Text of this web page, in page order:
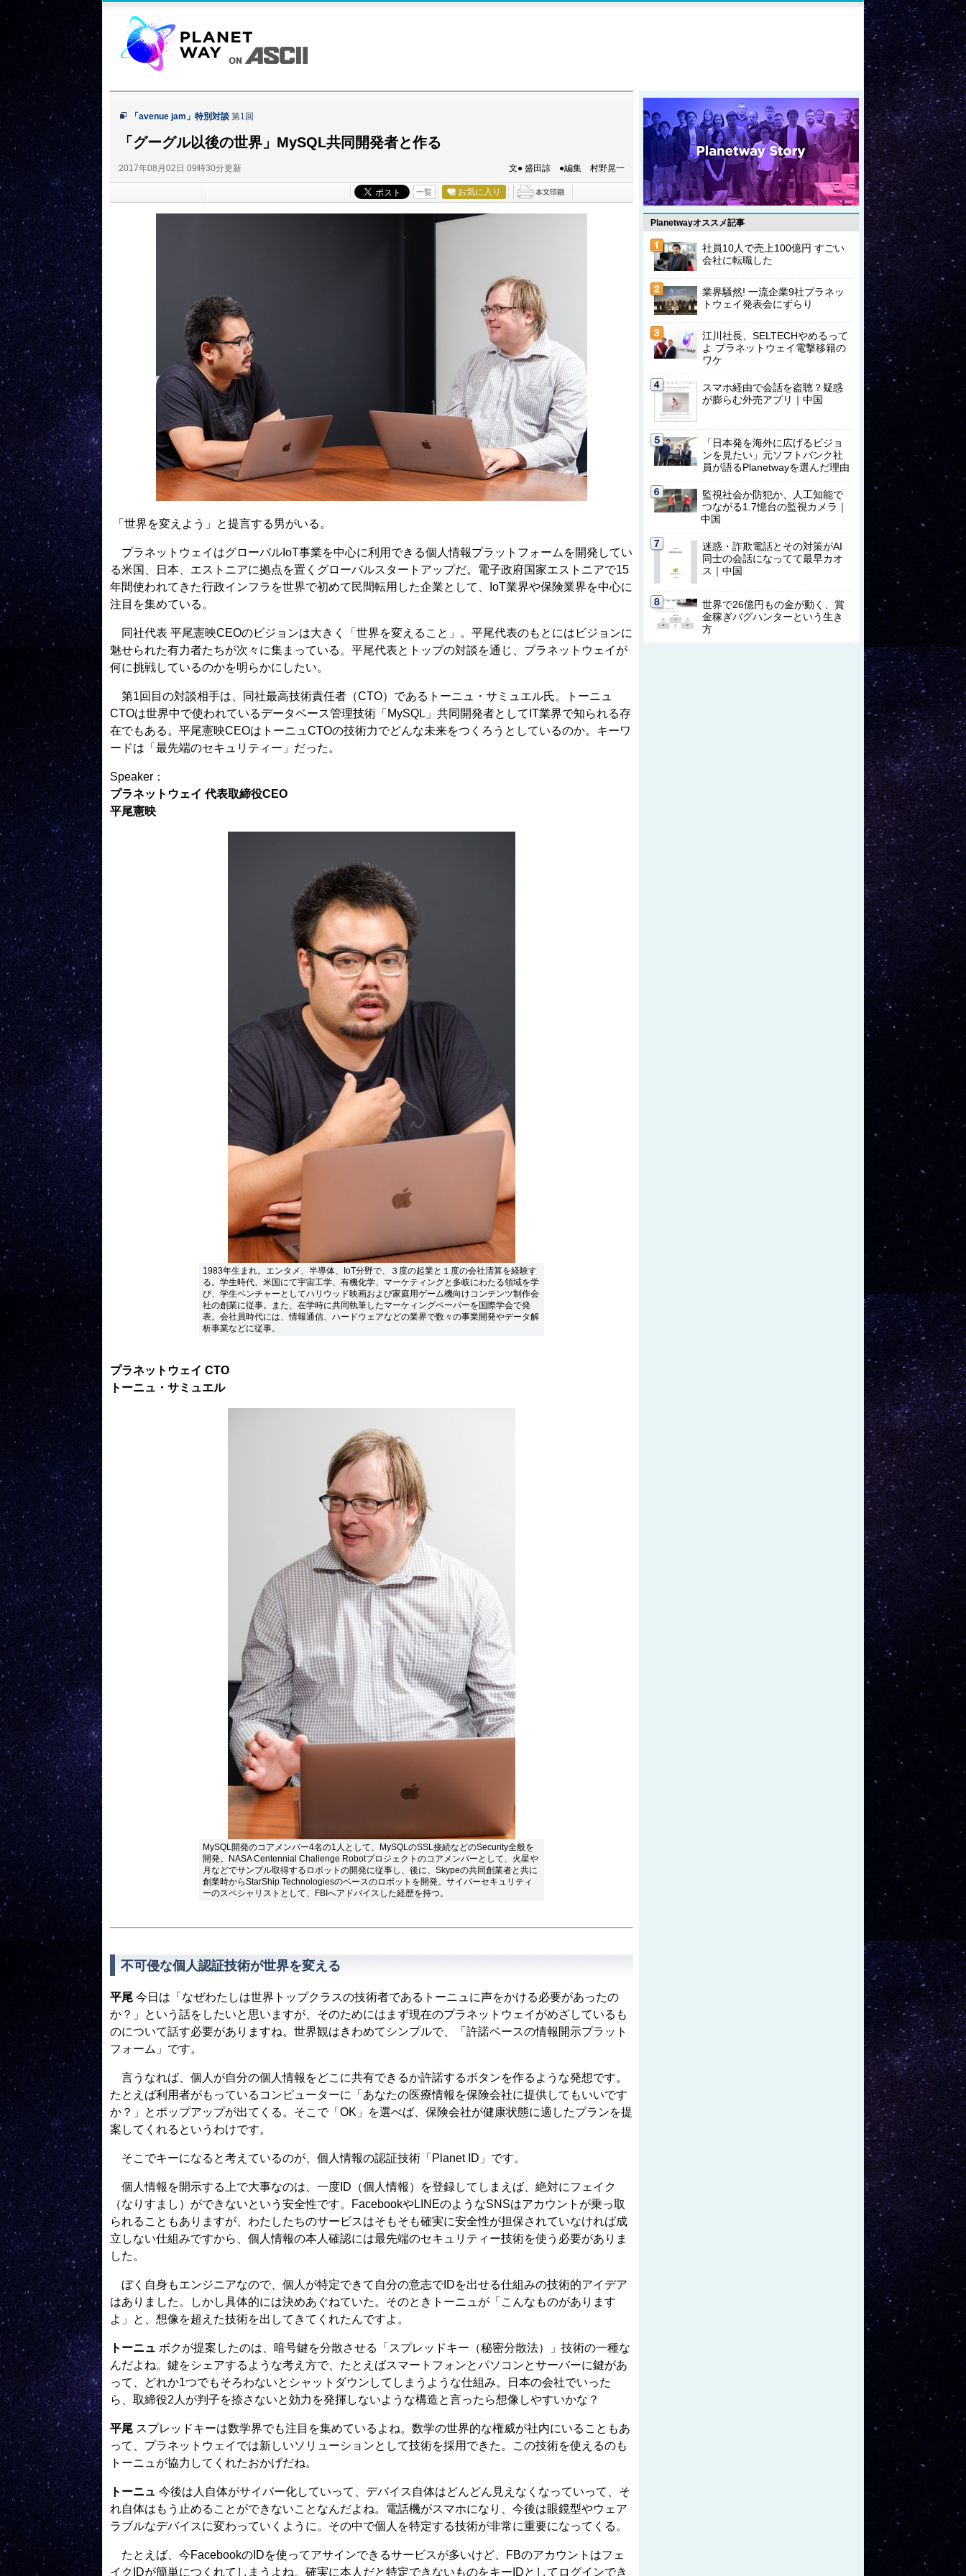
「avenue jam」特別対談 第1回
「グーグル以後の世界」MySQL共同開発者と作る
2017年08月02日 09時30分更新 文● 盛田諒 ●編集 村野晃一
一覧 お気に入り
「世界を変えよう」と提言する男がいる。
プラネットウェイはグローバルIoT事業を中心に利用できる個人情報プラットフォームを開発してい
る米国、日本、エストニアに拠点を置くグローバルスタートアップだ。電子政府国家エストニアで15
年間使われてきた行政インフラを世界で初めて民間転用した企業として、IoT業界や保険業界を中心に
注目を集めている。
同社代表 平尾憲映CEOのビジョンは大きく「世界を変えること」。平尾代表のもとにはビジョンに
魅せられた有力者たちが次々に集まっている。平尾代表とトップの対談を通じ、プラネットウェイが
何に挑戦しているのかを明らかにしたい。
第1回目の対談相手は、同社最高技術責任者（CTO）であるトーニュ・サミュエル氏。トーニュ
CTOは世界中で使われているデータベース管理技術「MySQL」共同開発者としてIT業界で知られる存
在でもある。平尾憲映CEOはトーニュCTOの技術力でどんな未来をつくろうとしているのか。キーワ
ードは「最先端のセキュリティー」だった。
Speaker：
プラネットウェイ 代表取締役CEO
平尾憲映
1983年生まれ。エンタメ、半導体、IoT分野で、３度の起業と１度の会社清算を経験す
る。学生時代、米国にて宇宙工学、有機化学、マーケティングと多岐にわたる領域を学
び、学生ベンチャーとしてハリウッド映画および家庭用ゲーム機向けコンテンツ制作会
社の創業に従事。また、在学時に共同執筆したマーケィングペーパーを国際学会で発
表。会社員時代には、情報通信、ハードウェアなどの業界で数々の事業開発やデータ解
析事業などに従事。
プラネットウェイ CTO
トーニュ・サミュエル
MySQL開発のコアメンバー4名の1人として、MySQLのSSL接続などのSecurity全般を
開発。NASA Centennial Challenge Robotプロジェクトのコアメンバーとして、火星や
月などでサンプル取得するロボットの開発に従事し、後に、Skypeの共同創業者と共に
創業時からStarShip Technologiesのベースのロボットを開発。サイバーセキュリティ
ーのスペシャリストとして、FBIへアドバイスした経歴を持つ。
不可侵な個人認証技術が世界を変える
平尾 今日は「なぜわたしは世界トップクラスの技術者であるトーニュに声をかける必要があったの
か？」という話をしたいと思いますが、そのためにはまず現在のプラネットウェイがめざしているも
のについて話す必要がありますね。世界観はきわめてシンプルで、「許諾ベースの情報開示プラット
フォーム」です。
言うなれば、個人が自分の個人情報をどこに共有できるか許諾するボタンを作るような発想です。
たとえば利用者がもっているコンピューターに「あなたの医療情報を保険会社に提供してもいいです
か？」とポップアップが出てくる。そこで「OK」を選べば、保険会社が健康状態に適したプランを提
案してくれるというわけです。
そこでキーになると考えているのが、個人情報の認証技術「Planet ID」です。
個人情報を開示する上で大事なのは、一度ID（個人情報）を登録してしまえば、絶対にフェイク
（なりすまし）ができないという安全性です。FacebookやLINEのようなSNSはアカウントが乗っ取
られることもありますが、わたしたちのサービスはそもそも確実に安全性が担保されていなければ成
立しない仕組みですから、個人情報の本人確認には最先端のセキュリティー技術を使う必要がありま
した。
ぼく自身もエンジニアなので、個人が特定できて自分の意志でIDを出せる仕組みの技術的アイデア
はありました。しかし具体的には決めあぐねていた。そのときトーニュが「こんなものがあります
よ」と、想像を超えた技術を出してきてくれたんですよ。
トーニュ ボクが提案したのは、暗号鍵を分散させる「スプレッドキー（秘密分散法）」技術の一種な
んだよね。鍵をシェアするような考え方で、たとえばスマートフォンとパソコンとサーバーに鍵があ
って、どれか1つでもそろわないとシャットダウンしてしまうような仕組み。日本の会社でいった
ら、取締役2人が判子を捺さないと効力を発揮しないような構造と言ったら想像しやすいかな？
平尾 スプレッドキーは数学界でも注目を集めているよね。数学の世界的な権威が社内にいることもあ
って、プラネットウェイでは新しいソリューションとして技術を採用できた。この技術を使えるのも
トーニュが協力してくれたおかげだね。
トーニュ 今後は人自体がサイバー化していって、デバイス自体はどんどん見えなくなっていって、そ
れ自体はもう止めることができないことなんだよね。電話機がスマホになり、今後は眼鏡型やウェア
ラブルなデバイスに変わっていくように。その中で個人を特定する技術が非常に重要になってくる。
たとえば、今FacebookのIDを使ってアサインできるサービスが多いけど、FBのアカウントはフェ
イクIDが簡単につくれてしまうよね。確実に本人だと特定できないものをキーIDとしてログインでき
Planetwayオススメ記事
社員10人で売上100億円 すごい
会社に転職した
業界騒然! 一流企業9社プラネッ
トウェイ発表会にずらり
江川社長、SELTECHやめるって
よ プラネットウェイ電撃移籍の
ワケ
スマホ経由で会話を盗聴？疑惑
が膨らむ外売アプリ｜中国
「日本発を海外に広げるビジョ
ンを見たい」元ソフトバンク社
員が語るPlanetwayを選んだ理由
監視社会か防犯か、人工知能で
つながる1.7憶台の監視カメラ｜
中国
迷惑・詐欺電話とその対策がAI
同士の会話になってて最早カオ
ス｜中国
世界で26億円もの金が動く、賞
金稼ぎバグハンターという生き
方